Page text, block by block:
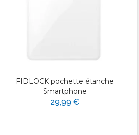
FIDLOCK pochette étanche
Smartphone
29,99 €